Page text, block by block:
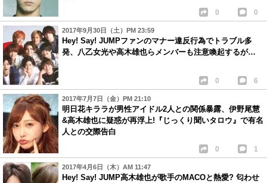
0 0
2017年9月30日（土）PM 23:59
Hey! Say! JUMPファンのマナー違反行為でトラブル多
発、八乙女光や高木雄也らメンバーも注意喚起するが…
0 6
2017年7月7日（金）PM 21:10
明日花キララが男性アイドル2人との関係暴露、伊野尾慧
&高木雄也に疑惑が再浮上!『じっくり聞いタロウ』で有名
人との交際告白
0 1
2017年4月6日（木）AM 11:47
Hey! Say! JUMP高木雄也が歌手のMACOと熱愛? 匂わせ